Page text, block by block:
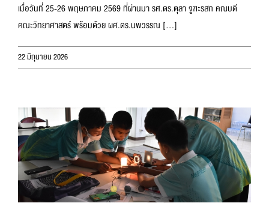
เมื่อวันที่ 25-26 พฤษภาคม 2569 ที่ผ่านมา รศ.ดร.ตุลา จูฑะรสก คณบดี
คณะวิทยาศาสตร์ พร้อมด้วย ผศ.ดร.นพวรรณ [...]
22 มิถุนายน 2026